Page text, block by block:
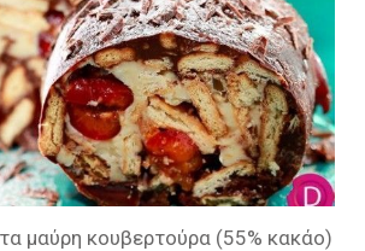
μαύρη κουβερτούρα (55% κακάο)